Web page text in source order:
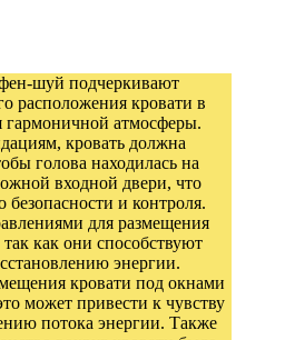
шуй подчеркивают
расположения кровати в
гармоничной атмосферы.
кровать должна
голова находилась на
входной двери, что
безопасности и контроля.
для размещения
как они способствуют
энергии.
кровати под окнами
может привести к чувству
потока энергии. Также